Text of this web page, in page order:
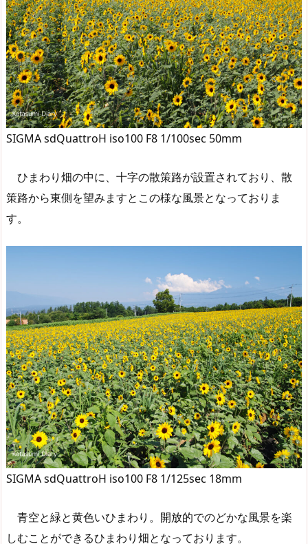
SIGMA sdQuattroH iso100 F8 1/100sec 50mm
ひまわり畑の中に、十字の散策路が設置されており、散
策路から東側を望みますとこの様な風景となっておりま
す。
SIGMA sdQuattroH iso100 F8 1/125sec 18mm
青空と緑と黄色いひまわり。開放的でのどかな風景を楽
しむことができるひまわり畑となっております。